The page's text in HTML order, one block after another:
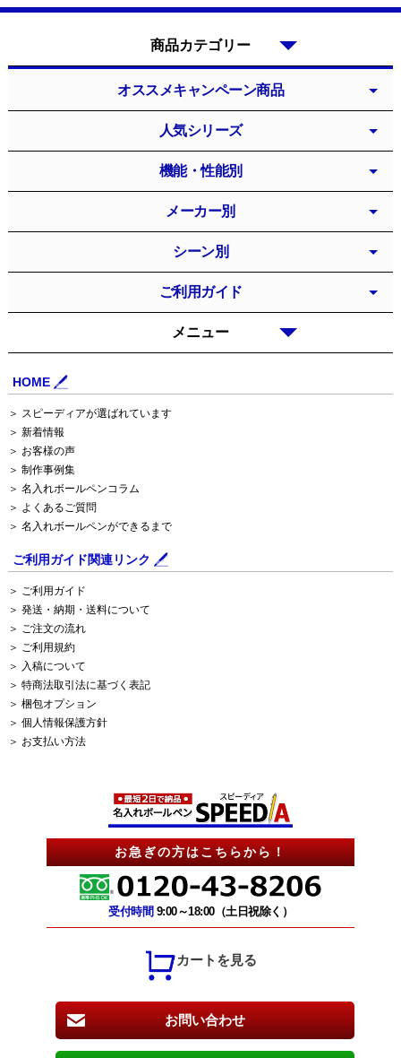
お急ぎの方はこちらから！
受付時間 9:00～18:00（土日祝除く）
カートを見る
お問い合わせ
HOME
＞ スピーディアが選ばれています
＞ 新着情報
＞ お客様の声
＞ 制作事例集
＞ 名入れボールペンコラム
＞ よくあるご質問
＞ 名入れボールペンができるまで
ご利用ガイド関連リンク
＞ ご利用ガイド
＞ 発送・納期・送料について
＞ ご注文の流れ
＞ ご利用規約
＞ 入稿について
＞ 特商法取引法に基づく表記
＞ 梱包オプション
＞ 個人情報保護方針
＞ お支払い方法
メニュー
オススメキャンペーン商品
人気シリーズ
機能・性能別
メーカー別
シーン別
ご利用ガイド
商品カテゴリー